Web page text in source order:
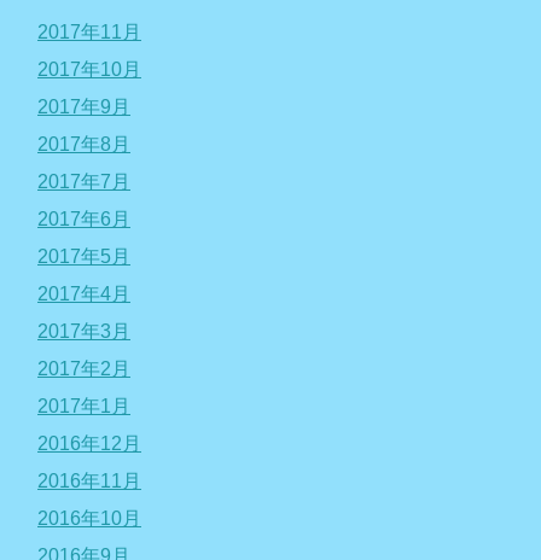
2017年11月
2017年10月
2017年9月
2017年8月
2017年7月
2017年6月
2017年5月
2017年4月
2017年3月
2017年2月
2017年1月
2016年12月
2016年11月
2016年10月
2016年9月